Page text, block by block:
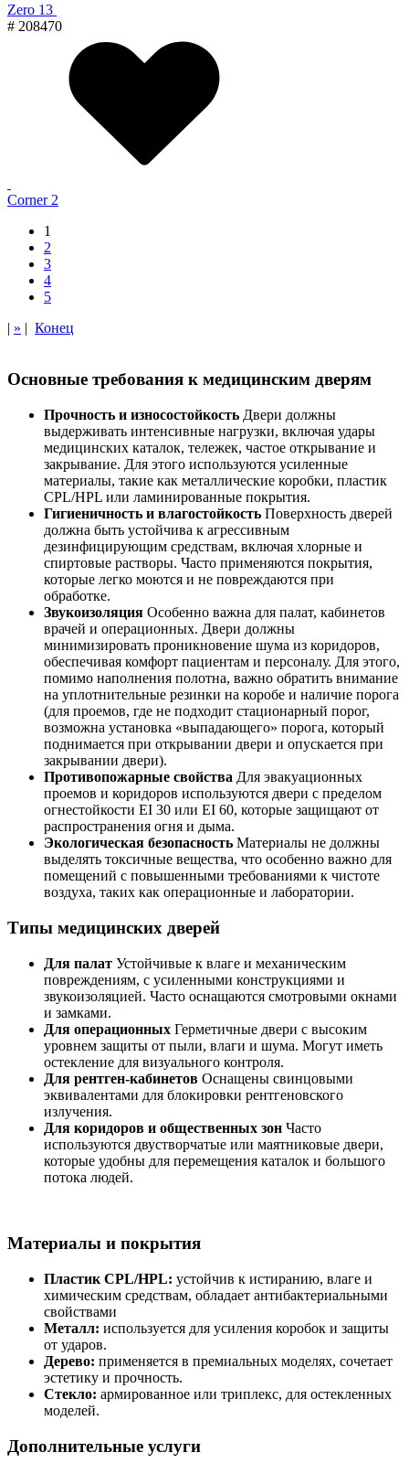
Zero 13
# 208470
Corner 2
1
2
3
4
5
| » | Конец
Основные требования к медицинским дверям
Прочность и износостойкость Двери должны
выдерживать интенсивные нагрузки, включая удары
медицинских каталок, тележек, частое открывание и
закрывание. Для этого используются усиленные
материалы, такие как металлические коробки, пластик
CPL/HPL или ламинированные покрытия.
Гигиеничность и влагостойкость Поверхность дверей
должна быть устойчива к агрессивным
дезинфицирующим средствам, включая хлорные и
спиртовые растворы. Часто применяются покрытия,
которые легко моются и не повреждаются при
обработке.
Звукоизоляция Особенно важна для палат, кабинетов
врачей и операционных. Двери должны
минимизировать проникновение шума из коридоров,
обеспечивая комфорт пациентам и персоналу. Для этого,
помимо наполнения полотна, важно обратить внимание
на уплотнительные резинки на коробе и наличие порога
(для проемов, где не подходит стационарный порог,
возможна установка «выпадающего» порога, который
поднимается при открывании двери и опускается при
закрывании двери).
Противопожарные свойства Для эвакуационных
проемов и коридоров используются двери с пределом
огнестойкости EI 30 или EI 60, которые защищают от
распространения огня и дыма.
Экологическая безопасность Материалы не должны
выделять токсичные вещества, что особенно важно для
помещений с повышенными требованиями к чистоте
воздуха, таких как операционные и лаборатории.
Типы медицинских дверей
Для палат Устойчивые к влаге и механическим
повреждениям, с усиленными конструкциями и
звукоизоляцией. Часто оснащаются смотровыми окнами
и замками.
Для операционных Герметичные двери с высоким
уровнем защиты от пыли, влаги и шума. Могут иметь
остекление для визуального контроля.
Для рентген-кабинетов Оснащены свинцовыми
эквивалентами для блокировки рентгеновского
излучения.
Для коридоров и общественных зон Часто
используются двустворчатые или маятниковые двери,
которые удобны для перемещения каталок и большого
потока людей.
Материалы и покрытия
Пластик CPL/HPL: устойчив к истиранию, влаге и
химическим средствам, обладает антибактериальными
свойствами
Металл: используется для усиления коробок и защиты
от ударов.
Дерево: применяется в премиальных моделях, сочетает
эстетику и прочность.
Стекло: армированное или триплекс, для остекленных
моделей.
Дополнительные услуги